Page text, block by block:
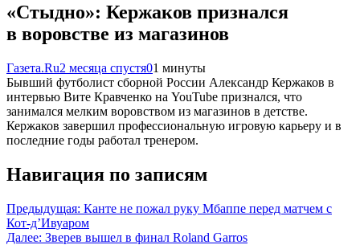
«Стыдно»: Кержаков признался
в воровстве из магазинов
Газета.Ru2 месяца спустя01 минуты
Бывший футболист сборной России Александр Кержаков в
интервью Вите Кравченко на YouTube признался, что
занимался мелким воровством из магазинов в детстве.
Кержаков завершил профессиональную игровую карьеру и в
последние годы работал тренером.
Навигация по записям
Предыдущая: Канте не пожал руку Мбаппе перед матчем с
Кот-д’Ивуаром
Далее: Зверев вышел в финал Roland Garros